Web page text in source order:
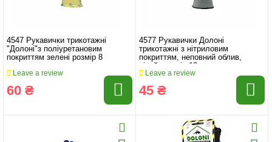
4547 Рукавички трикотажні
"Долоні"з поліуретановим
покриттям зелені розмір 8
Leave a review
60 ₴
4577 Рукавички Долоні
трикотажні з нітриловим
покриттям, неповний облив,
сірий, розмір 10
Leave a review
45 ₴